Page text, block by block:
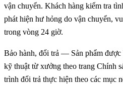
vận chuyển. Khách hàng kiểm tra
phát hiện hư hỏng do vận chuyển,
trong vòng 24 giờ.
Bảo hành, đổi trả — Sản phẩm
kỹ thuật từ xưởng theo trang Chính
trình đổi trả thực hiện theo các mục